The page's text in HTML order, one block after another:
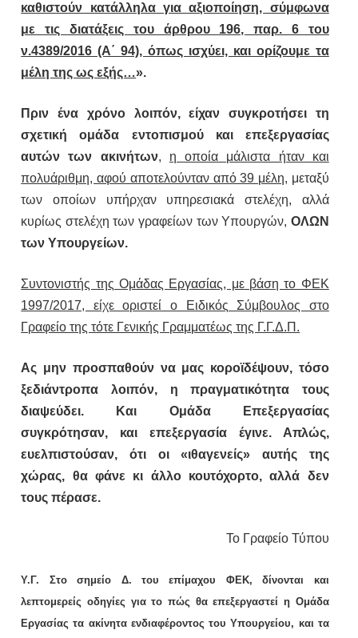
καθιστούν κατάλληλα για αξιοποίηση, σύμφωνα
με τις διατάξεις του άρθρου 196, παρ. 6 του
ν.4389/2016 (Α΄ 94), όπως ισχύει, και ορίζουμε τα
μέλη της ως εξής…».
Πριν ένα χρόνο λοιπόν, είχαν συγκροτήσει τη
σχετική ομάδα εντοπισμού και επεξεργασίας
αυτών των ακινήτων, η οποία μάλιστα ήταν και
πολυάριθμη, αφού αποτελούνταν από 39 μέλη, μεταξύ
των οποίων υπήρχαν υπηρεσιακά στελέχη, αλλά
κυρίως στελέχη των γραφείων των Υπουργών, ΟΛΩΝ
των Υπουργείων.
Συντονιστής της Ομάδας Εργασίας, με βάση το ΦΕΚ
1997/2017, είχε οριστεί ο Ειδικός Σύμβουλος στο
Γραφείο της τότε Γενικής Γραμματέως της Γ.Γ.Δ.Π.
Ας μην προσπαθούν να μας κοροϊδέψουν, τόσο
ξεδιάντροπα λοιπόν, η πραγματικότητα τους
διαψεύδει. Και Ομάδα Επεξεργασίας
συγκρότησαν, και επεξεργασία έγινε. Απλώς,
ευελπιστούσαν, ότι οι «ιθαγενείς» αυτής της
χώρας, θα φάνε κι άλλο κουτόχορτο, αλλά δεν
τους πέρασε.
Το Γραφείο Τύπου
Υ.Γ. Στο σημείο Δ. του επίμαχου ΦΕΚ, δίνονται και
λεπτομερείς οδηγίες για το πώς θα επεξεργαστεί η Ομάδα
Εργασίας τα ακίνητα ενδιαφέροντος του Υπουργείου, και τα